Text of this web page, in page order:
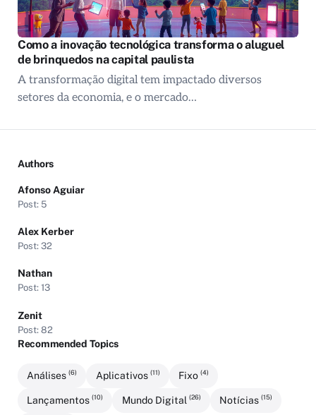
Como a inovação tecnológica transforma o aluguel
de brinquedos na capital paulista
A transformação digital tem impactado diversos
setores da economia, e o mercado…
Authors
Afonso Aguiar
Post: 5
Alex Kerber
Post: 32
Nathan
Post: 13
Zenit
Post: 82
Recommended Topics
Análises(6) Aplicativos (11) Fixo(4)
Lançamentos(10) Mundo Digital (26) Notícias(15)